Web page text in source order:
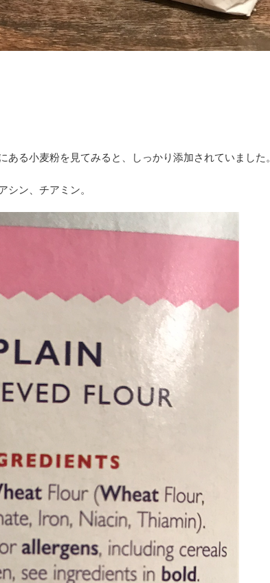
る小麦粉を見てみると、しっかり添加されていました。
ン、チアミン。